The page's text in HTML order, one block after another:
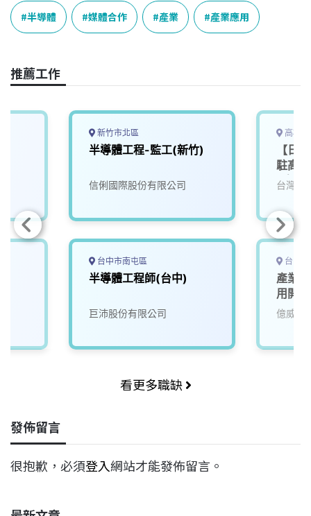
e
b
o
k
e
e
a
k
e
n
y
L
k
半導體 媒體合作 產業 產業應用
推薦工作
新竹市北區
半導體工程-監工(新竹)
信俐國際股份有限公司
台中市南屯區
半導體工程師(台中)
巨沛股份有限公司
高雄
【日
駐高
(路竹)
台灣華
台中
產業
用開
億威電
看更多職缺
發佈留言
很抱歉，必須登入網站才能發佈留言。